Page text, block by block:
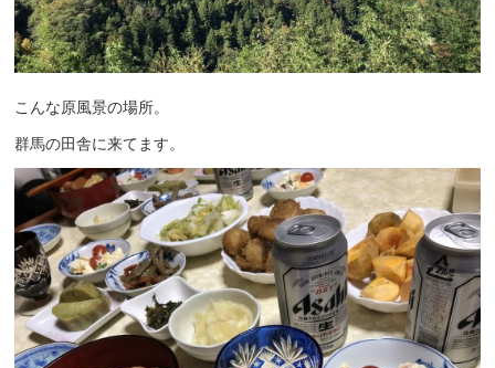
こんな原風景の場所。
群馬の田舎に来てます。